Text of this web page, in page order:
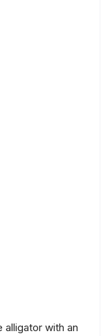
alligator with an